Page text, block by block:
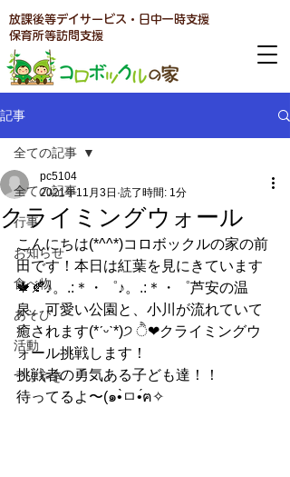
放課後等デイサービス・日中一時支援
​保育所等訪問支援
記事
全ての記事
行事
お知らせ
食べ物
あそび
活動
つぶやき
全ての記事
クライミングウォール
pc5104
2021年11月3日 読了時間: 1分
こんにちは(*^^*)コロボックルの家の前
田です！本日は紅葉を見にきています
🍁🍂♪。.:＊・゜♪。.:＊・゜芦安の温
泉。可愛い公園と、小川が流れていて
癒されます(*ˊᵕˋ*)੭ ੈ❤︎クライミングウ
ォール挑戦します！
挑戦者の勇気ある子ども達！！
待ってるよ〜(๑•̀ㅁ•́ฅ✧